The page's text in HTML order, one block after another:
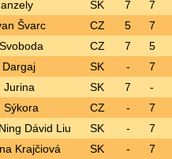
SK 7
7
Švarc CZ 5
7
CZ 7
5
SK -
7
Jurina SK 7
-
Sýkora CZ -
7
Dávid Liu SK -
7
Krajčiová SK -
7